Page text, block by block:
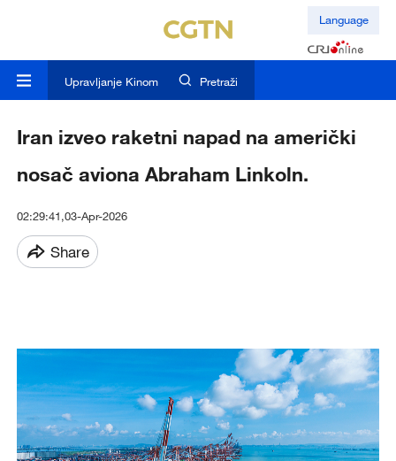
Language
Upravljanje Kinom Pretraži
Iran izveo raketni napad na američki
nosač aviona Abraham Linkoln.
02:29:41,03-Apr-2026
Share